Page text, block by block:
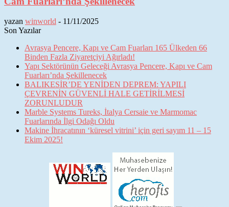
yazan winworld - 11/11/2025
Son Yazılar
Avrasya Pencere, Kapı ve Cam Fuarları 165 Ülkeden 66
Binden Fazla Ziyaretçiyi Ağırladı!
Yapı Sektörünün Geleceği Avrasya Pencere, Kapı ve Cam
Fuarları’nda Şekillenecek
BALIKESİR’DE YENİDEN DEPREM: YAPILI
ÇEVRENİN GÜVENLİ HALE GETİRİLMESİ
ZORUNLUDUR
Marble Systems Tureks, İtalya Cersaie ve Marmomac
Fuarlarında İlgi Odağı Oldu
Makine İhracatının ‘küresel vitrini’ için geri sayım 11 – 15
Ekim 2025!